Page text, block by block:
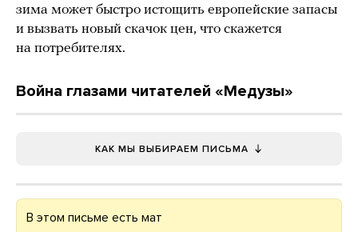
зима может быстро истощить европейские запасы
и вызвать новый скачок цен, что скажется
на потребителях.
Война глазами читателей «Медузы»
КАК МЫ ВЫБИРАЕМ ПИСЬМА
В этом письме есть мат